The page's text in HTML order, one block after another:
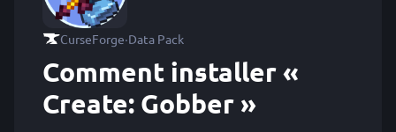
CurseForge·Data Pack
Comment installer «
Create: Gobber »